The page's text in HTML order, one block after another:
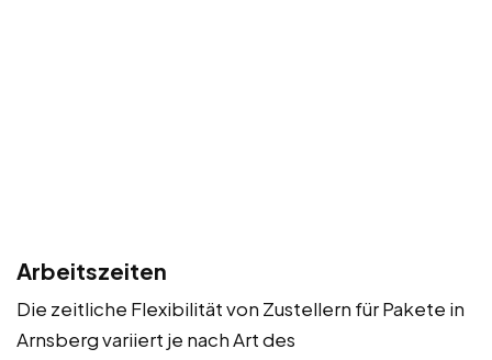
Arbeitszeiten
Die zeitliche Flexibilität von Zustellern für Pakete in
Arnsberg variiert je nach Art des